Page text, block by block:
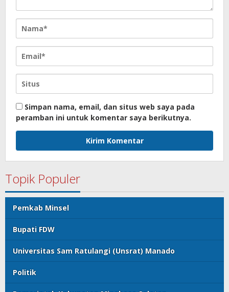
Simpan nama, email, dan situs web saya pada
peramban ini untuk komentar saya berikutnya.
Topik Populer
Pemkab Minsel
Bupati FDW
Universitas Sam Ratulangi (Unsrat) Manado
Politik